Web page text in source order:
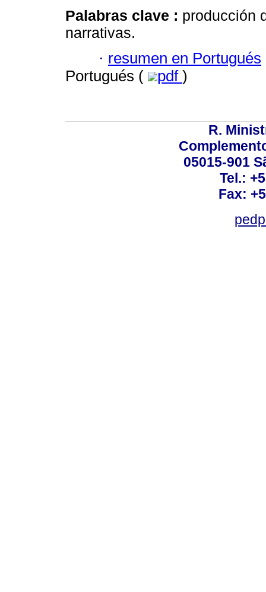
Palabras clave : producción
narrativas.
· resumen en Portugués
Portugués (
pdf )
R.
05015-901
Tel.:
Fax: